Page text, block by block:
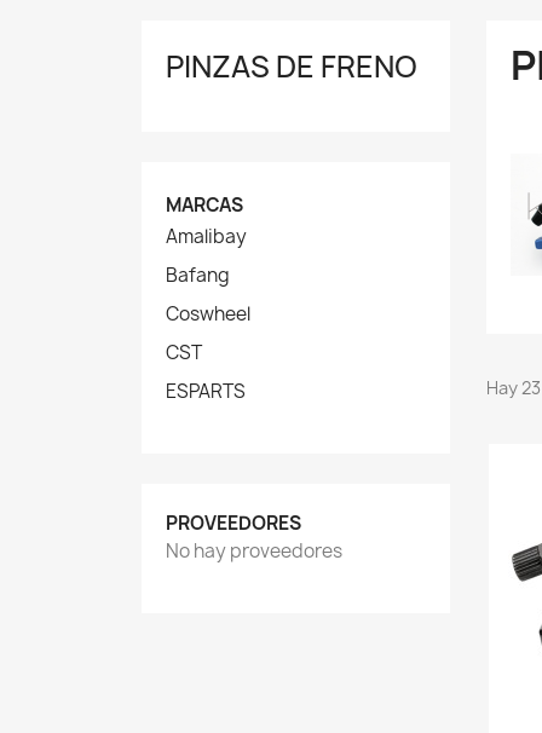
PINZAS DE FRENO
MARCAS
Amalibay
Bafang
Coswheel
CST
ESPARTS
PROVEEDORES
No hay proveedores
Hay